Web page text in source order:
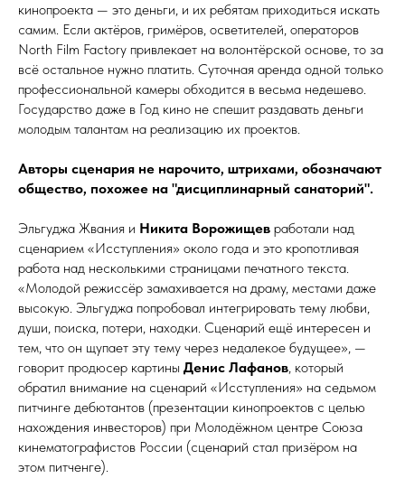
кинопроекта — это деньги, и их ребятам приходиться искать
самим. Если актёров, гримёров, осветителей, операторов
North Film Factory привлекает на волонтёрской основе, то за
всё остальное нужно платить. Суточная аренда одной только
профессиональной камеры обходится в весьма недешево.
Государство даже в Год кино не спешит раздавать деньги
молодым талантам на реализацию их проектов.
Авторы сценария не нарочито, штрихами, обозначают
общество, похожее на "дисциплинарный санаторий".
Эльгуджа Жвания и Никита Ворожищев работали над
сценарием «Исступления» около года и это кропотливая
работа над несколькими страницами печатного текста.
«Молодой режиссёр замахивается на драму, местами даже
высокую. Эльгуджа попробовал интегрировать тему любви,
души, поиска, потери, находки. Сценарий ещё интересен и
тем, что он щупает эту тему через недалекое будущее», —
говорит продюсер картины Денис Лафанов, который
обратил внимание на сценарий «Исступления» на седьмом
питчинге дебютантов (презентации кинопроектов с целью
нахождения инвесторов) при Молодёжном центре Союза
кинематографистов России (сценарий стал призёром на
этом питченге).